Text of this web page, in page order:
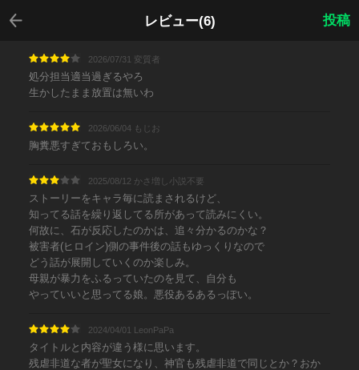
レビュー(6)
戻る
投稿
2026/07/31 変質者
処分担当適当過ぎるやろ
生かしたまま放置は無いわ
2026/06/04 もじお
胸糞悪すぎておもしろい。
2025/08/12 かさ増し小説不要
ストーリーをキャラ毎に読まされるけど、
知ってる話を繰り返してる所があって読みにくい。
何故に、石が反応したのかは、追々分かるのかな？
被害者(ヒロイン)側の事件後の話もゆっくりなので
どう話が展開していくのか楽しみ。
母親が暴力をふるっていたのを見て、自分も
やっていいと思ってる娘。悪役あるあるっぽい。
2024/04/01 LeonPaPa
タイトルと内容が違う様に思います。
残虐非道な者が聖女になり、神官も残虐非道で同じとか？おか